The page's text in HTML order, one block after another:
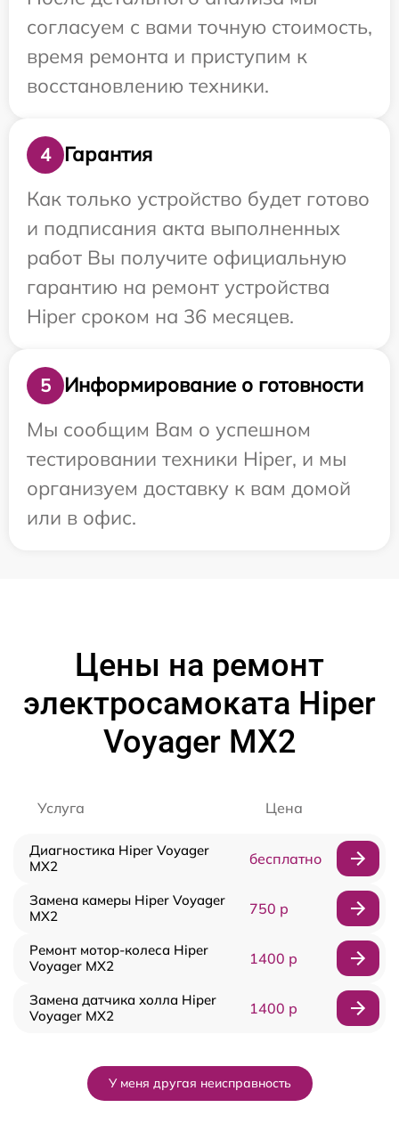
согласуем с вами точную стоимость,
время ремонта и приступим к
восстановлению техники.
4
Гарантия
Как только устройство будет готово
и подписания акта выполненных
работ Вы получите официальную
гарантию на ремонт устройства
Hiper сроком на 36 месяцев.
5
Информирование о готовности
Мы сообщим Вам о успешном
тестировании техники Hiper, и мы
организуем доставку к вам домой
или в офис.
Цены на ремонт
электросамоката Hiper
Voyager MX2
Услуга Цена
Диагностика Hiper Voyager
MX2
бесплатно
Замена камеры Hiper Voyager
MX2
750 р
Ремонт мотор-колеса Hiper
Voyager MX2
1400 р
Замена датчика холла Hiper
Voyager MX2
1400 р
У меня другая неисправность